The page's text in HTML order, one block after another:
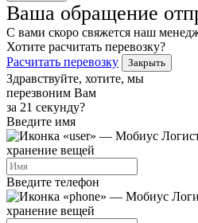
Ваша обращение
С вами скоро свяжется наш
Хотите расчитать перевозку?
Расчитать перевозку
Закрыть
Здравствуйте, хотите, мы
перезвоним Вам
за 21 секунду?
Введите имя
Введите телефон